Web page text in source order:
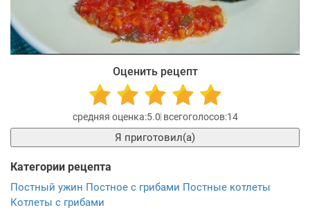
Оценить рецепт
5.0 14
Я приготовил(а)
Категории рецепта
Постный ужин Постное с грибами Постные котлеты
Котлеты с грибами